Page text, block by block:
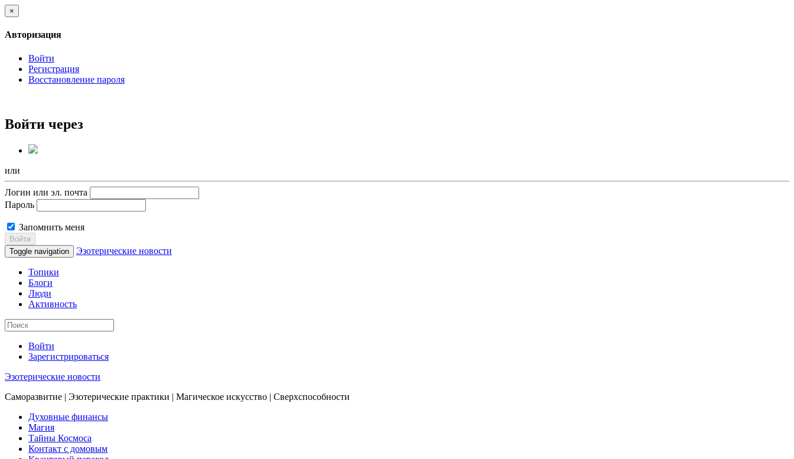
×
Авторизация
Войти
Регистрация
Восстановление пароля
Войти через
или
Логин или эл. почта
Пароль
Запомнить меня
Войти
Toggle navigation
Эзотерические новости
Топики
Блоги
Люди
Активность
Войти
Зарегистрироваться
Эзотерические новости
Саморазвитие | Эзотерические практики | Магическое искусство | Сверхспособности
Духовные финансы
Магия
Тайны Космоса
Контакт с домовым